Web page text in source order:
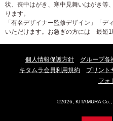
状、喪中はがき、寒中見舞いはがき等
ります。
「有名デザイナー監修デザイン」「
いただけます。お急ぎの方には「最短
個人情報保護方針 グループ各
キタムラ会員利用規約
プリント
フォ
©2026, KITAMURA